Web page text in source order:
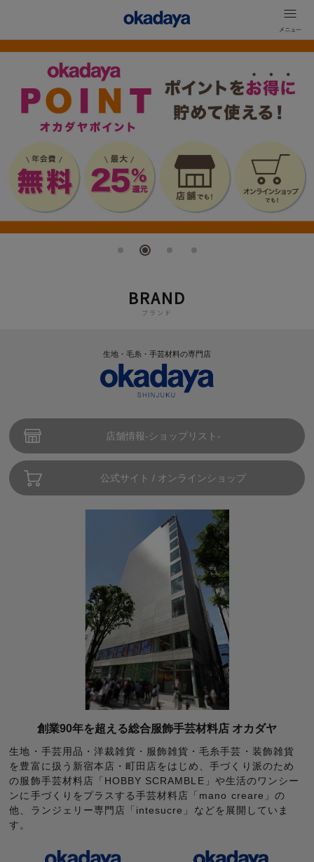
BRAND
ブランド
生地・毛糸・手芸材料の専門店
店舗情報-ショップリスト-
公式サイト / オンラインショップ
創業90年を超える総合服飾手芸材料店 オカダヤ
生地・手芸用品・洋裁雑貨・服飾雑貨・毛糸手芸・装飾雑貨
を豊富に扱う新宿本店・町田店をはじめ、手づくり派のため
の服飾手芸材料店「HOBBY SCRAMBLE」や生活のワンシー
ンに手づくりをプラスする手芸材料店「mano creare」の
他、ランジェリー専門店「intesucre」などを展開していま
す。